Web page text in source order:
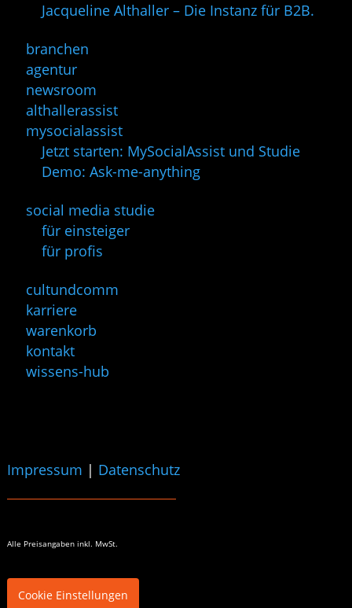
Jacqueline Althaller – Die Instanz für B2B.
branchen
agentur
newsroom
althallerassist
mysocialassist
Jetzt starten: MySocialAssist und Studie
Demo: Ask-me-anything
social media studie
für einsteiger
für profis
cultundcomm
karriere
warenkorb
kontakt
wissens-hub
Impressum | Datenschutz
Alle Preisangaben inkl. MwSt.
Cookie Einstellungen